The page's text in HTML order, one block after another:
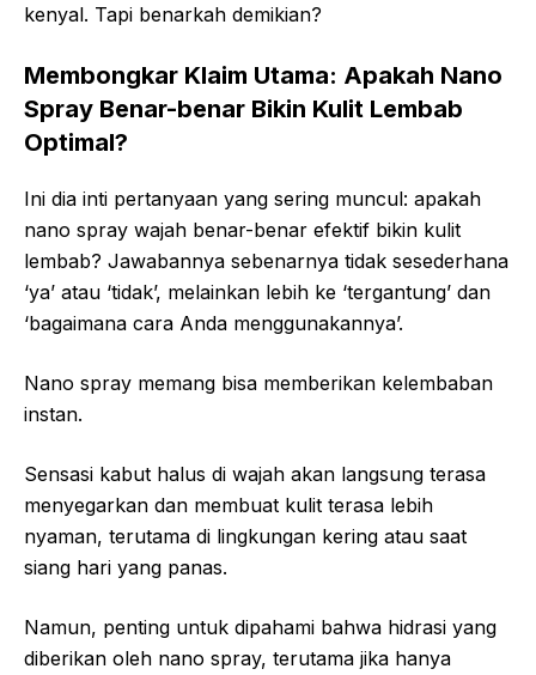
kenyal. Tapi benarkah demikian?
Membongkar Klaim Utama: Apakah Nano
Spray Benar-benar Bikin Kulit Lembab
Optimal?
Ini dia inti pertanyaan yang sering muncul: apakah
nano spray wajah benar-benar efektif bikin kulit
lembab? Jawabannya sebenarnya tidak sesederhana
‘ya’ atau ‘tidak’, melainkan lebih ke ‘tergantung’ dan
‘bagaimana cara Anda menggunakannya’.
Nano spray memang bisa memberikan kelembaban
instan.
Sensasi kabut halus di wajah akan langsung terasa
menyegarkan dan membuat kulit terasa lebih
nyaman, terutama di lingkungan kering atau saat
siang hari yang panas.
Namun, penting untuk dipahami bahwa hidrasi yang
diberikan oleh nano spray, terutama jika hanya